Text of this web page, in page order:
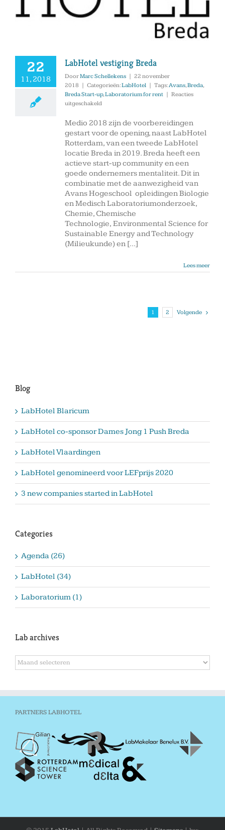
22
11, 2018
LabHotel vestiging Breda
DoorMarc Schellekens | 22 november
2018 | Categorieën:LabHotel | Tags:Avans,Breda,
Breda Start-up,Laboratorium for rent | Reacties
uitgeschakeld
vestiging
Breda
Medio 2018 zijn de voorbereidingen
gestart voor de opening, naast LabHotel
Rotterdam, van een tweede LabHotel
locatie Breda in 2019. Breda heeft een
actieve start-up community en een
goede ondernemers mentaliteit. Dit in
combinatie met de aanwezigheid van
Avans Hogeschool opleidingen Biologie
en Medisch Laboratoriumonderzoek,
Chemie, Chemische
Technologie, Environmental Science for
Sustainable Energy and Technology
(Milieukunde) en [...]
Lees meer
1 2 Volgende
Blog
LabHotel Blaricum
LabHotel co-sponsor Dames Jong 1 Push Breda
LabHotel Vlaardingen
LabHotel genomineerd voor LEFprijs 2020
3 new companies started in LabHotel
Categories
Agenda (26)
LabHotel (34)
Laboratorium (1)
Lab archives
Lab
archives
PARTNERS LABHOTEL